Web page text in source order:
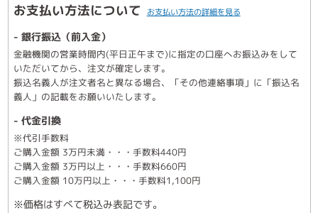
お支払い方法について お支払い方法の詳細を見る
- 銀行振込（前入金）
金融機関の営業時間内(平日正午まで)に指定の口座へお振込みをして
いただいてから、注文が確定します。
振込名義人が注文者名と異なる場合、「その他連絡事項」に「振込名
義人」の記載をお願いいたします。
- 代金引換
※代引手数料
ご購入金額 3万円未満・・・手数料440円
ご購入金額 3万円以上・・・手数料660円
ご購入金額 10万円以上・・・手数料1,100円
※価格はすべて税込み表記です。